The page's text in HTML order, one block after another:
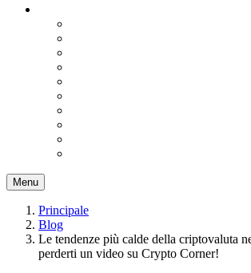
Menu
Principale
Blog
Le tendenze più calde della criptovaluta
perderti un video su Crypto Corner!